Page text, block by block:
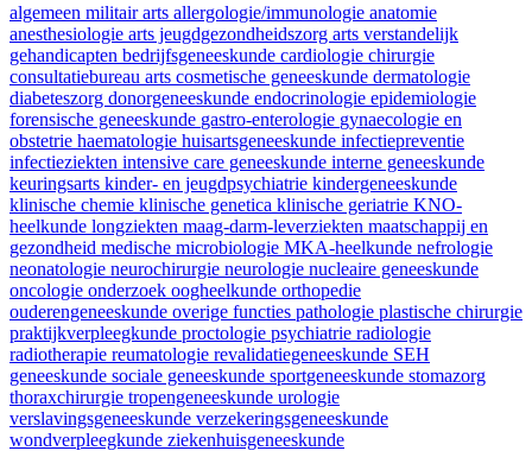
algemeen militair arts allergologie/immunologie anatomie
anesthesiologie arts jeugdgezondheidszorg arts verstandelijk
gehandicapten bedrijfsgeneeskunde cardiologie chirurgie
consultatiebureau arts cosmetische geneeskunde dermatologie
diabeteszorg donorgeneeskunde endocrinologie epidemiologie
forensische geneeskunde gastro-enterologie gynaecologie en
obstetrie haematologie huisartsgeneeskunde infectiepreventie
infectieziekten intensive care geneeskunde interne geneeskunde
keuringsarts kinder- en jeugdpsychiatrie kindergeneeskunde
klinische chemie klinische genetica klinische geriatrie KNO-
heelkunde longziekten maag-darm-leverziekten maatschappij en
gezondheid medische microbiologie MKA-heelkunde nefrologie
neonatologie neurochirurgie neurologie nucleaire geneeskunde
oncologie onderzoek oogheelkunde orthopedie
ouderengeneeskunde overige functies pathologie plastische chirurgie
praktijkverpleegkunde proctologie psychiatrie radiologie
radiotherapie reumatologie revalidatiegeneeskunde SEH
geneeskunde sociale geneeskunde sportgeneeskunde stomazorg
thoraxchirurgie tropengeneeskunde urologie
verslavingsgeneeskunde verzekeringsgeneeskunde
wondverpleegkunde ziekenhuisgeneeskunde